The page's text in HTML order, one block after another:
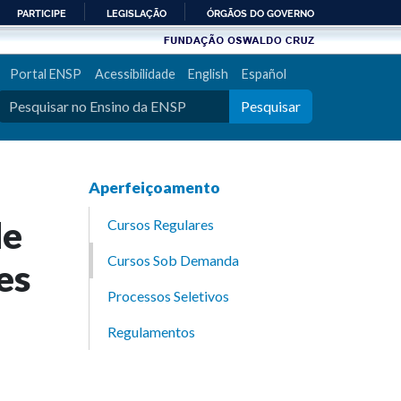
PARTICIPE LEGISLAÇÃO ÓRGÃOS DO GOVERNO
Portal ENSP Acessibilidade English Español
Pesquisar
Aperfeiçoamento
Cursos Regulares
Cursos Sob Demanda
Processos Seletivos
Regulamentos